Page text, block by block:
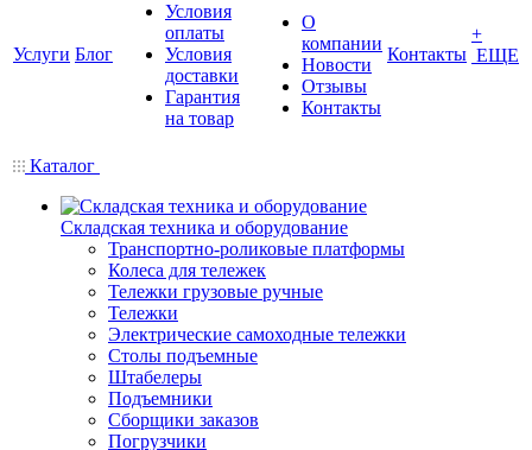
Услуги Блог
Условия
оплаты
Условия
доставки
Гарантия
на товар
О
компании
Новости
Отзывы
Контакты
Контакты
+
ЕЩЕ
Каталог
Складская техника и оборудование
Транспортно-роликовые платформы
Колеса для тележек
Тележки грузовые ручные
Тележки
Электрические самоходные тележки
Столы подъемные
Штабелеры
Подъемники
Сборщики заказов
Погрузчики